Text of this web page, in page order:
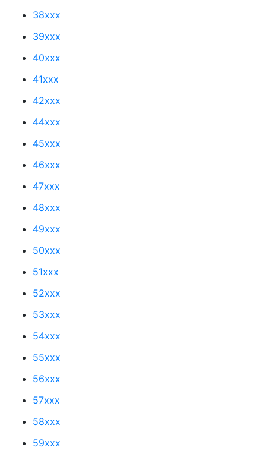
38xxx
39xxx
40xxx
41xxx
42xxx
44xxx
45xxx
46xxx
47xxx
48xxx
49xxx
50xxx
51xxx
52xxx
53xxx
54xxx
55xxx
56xxx
57xxx
58xxx
59xxx